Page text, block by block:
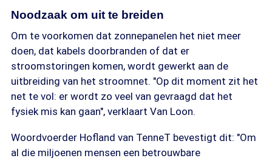
Noodzaak om uit te breiden
Om te voorkomen dat zonnepanelen het niet meer
doen, dat kabels doorbranden of dat er
stroomstoringen komen, wordt gewerkt aan de
uitbreiding van het stroomnet. "Op dit moment zit het
net te vol: er wordt zo veel van gevraagd dat het
fysiek mis kan gaan", verklaart Van Loon.
Woordvoerder Hofland van TenneT bevestigt dit: "Om
al die miljoenen mensen een betrouwbare